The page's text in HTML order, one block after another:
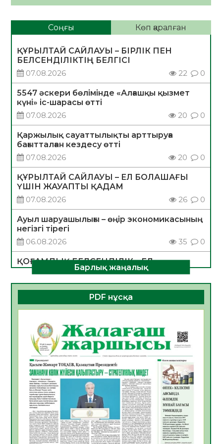
Соңғы Көп қаралған
ҚҰРЫЛТАЙ САЙЛАУЫ – БІРЛІК ПЕН
БЕЛСЕНДІЛІКТІҢ БЕЛГІСІ
07.08.2026
22 0
5547 әскери бөлімінде «Алғашқы қызмет
күні» іс-шарасы өтті
07.08.2026
20 0
Қаржылық сауаттылықты арттыруға
бағытталған кездесу өтті
07.08.2026
20 0
ҚҰРЫЛТАЙ САЙЛАУЫ – ЕЛ БОЛАШАҒЫ
ҮШІН ЖАУАПТЫ ҚАДАМ
07.08.2026
26 0
Ауыл шаруашылығы – өңір экономикасының
негізгі тірегі
06.08.2026
35 0
ҚОҒАМДЫҚ БЕЛСЕНДІЛІК – ЕЛ
ДАМУЫНЫҢ НЕГІЗІ
06.08.2026
32 0
ҚҰРЫЛТАЙ САЙЛАУЫ – БОЛАШАҚҚА
БАСТАР ЖАУАПТЫ ТАҢДАУ
06.08.2026
Инфекциялық ауруларға қарсы иммундау
жұмыстарының тиімділігі
06.08.2026
36
Көкжөтел ауруы туралы
06.08.2026
33
АПВ вакцинасы туралы мәлімет
06.08.2026
33
Барлық жаңалық
PDF нұсқа